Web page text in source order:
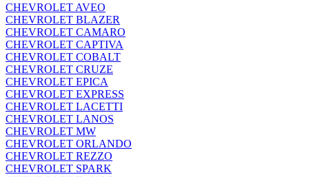
CHEVROLET AVEO
CHEVROLET BLAZER
CHEVROLET CAMARO
CHEVROLET CAPTIVA
CHEVROLET COBALT
CHEVROLET CRUZE
CHEVROLET EPICA
CHEVROLET EXPRESS
CHEVROLET LACETTI
CHEVROLET LANOS
CHEVROLET MW
CHEVROLET ORLANDO
CHEVROLET REZZO
CHEVROLET SPARK